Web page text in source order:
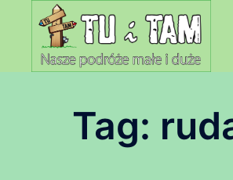
Tag: